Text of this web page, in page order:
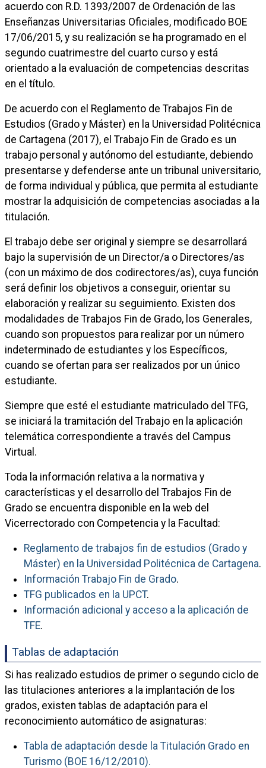
acuerdo con R.D. 1393/2007 de Ordenación de las
Enseñanzas Universitarias Oficiales, modificado BOE
17/06/2015, y su realización se ha programado en el
segundo cuatrimestre del cuarto curso y está
orientado a la evaluación de competencias descritas
en el título.
De acuerdo con el Reglamento de Trabajos Fin de
Estudios (Grado y Máster) en la Universidad Politécnica
de Cartagena (2017), el Trabajo Fin de Grado es un
trabajo personal y autónomo del estudiante, debiendo
presentarse y defenderse ante un tribunal universitario,
de forma individual y pública, que permita al estudiante
mostrar la adquisición de competencias asociadas a la
titulación.
El trabajo debe ser original y siempre se desarrollará
bajo la supervisión de un Director/a o Directores/as
(con un máximo de dos codirectores/as), cuya función
será definir los objetivos a conseguir, orientar su
elaboración y realizar su seguimiento. Existen dos
modalidades de Trabajos Fin de Grado, los Generales,
cuando son propuestos para realizar por un número
indeterminado de estudiantes y los Específicos,
cuando se ofertan para ser realizados por un único
estudiante.
Siempre que esté el estudiante matriculado del TFG,
se iniciará la tramitación del Trabajo en la aplicación
telemática correspondiente a través del Campus
Virtual.
Toda la información relativa a la normativa y
características y el desarrollo del Trabajos Fin de
Grado se encuentra disponible en la web del
Vicerrectorado con Competencia y la Facultad:
Reglamento de trabajos fin de estudios (Grado y
Máster) en la Universidad Politécnica de Cartagena.
Información Trabajo Fin de Grado.
TFG publicados en la UPCT.
Información adicional y acceso a la aplicación de
TFE.
Tablas de adaptación
Si has realizado estudios de primer o segundo ciclo de
las titulaciones anteriores a la implantación de los
grados, existen tablas de adaptación para el
reconocimiento automático de asignaturas:
Tabla de adaptación desde la Titulación Grado en
Turismo (BOE 16/12/2010).